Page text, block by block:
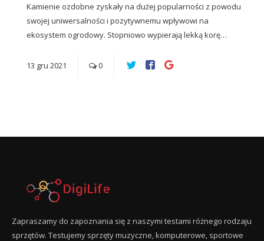
Kamienie ozdobne zyskały na dużej popularności z powodu
swojej uniwersalności i pozytywnemu wpływowi na
ekosystem ogrodowy. Stopniowo wypierają lekką korę…
13 gru 2021 0
Zapraszamy do zapoznania się z naszymi testami różnego rodzaju
sprzętów. Testujemy sprzęty muzyczne, komputerowe, sportowe